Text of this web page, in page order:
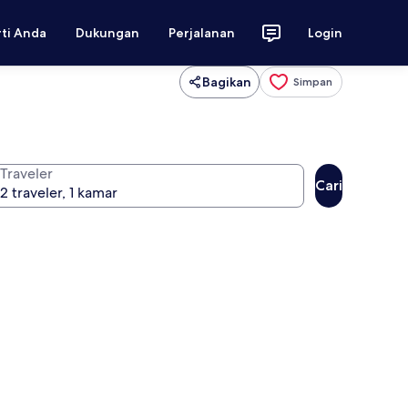
Anda Dukungan Perjalanan Login
Bagikan Simpan
Traveler
Cari